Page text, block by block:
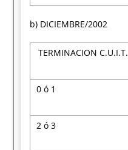
b) DICIEMBRE/2002
TERMINACION C.U.I.T.
0 ó 1
2 ó 3